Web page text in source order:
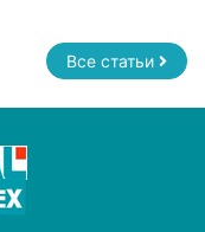
Все статьи